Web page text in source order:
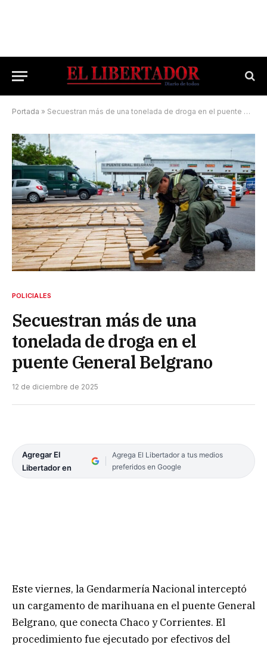
Portada » Secuestran más de una tonelada de droga en el puente General Belgrano
POLICIALES
Secuestran más de una
tonelada de droga en el
puente General Belgrano
12 de diciembre de 2025
Agregar El
Libertador en
Agrega El Libertador a tus medios
preferidos en Google
Este viernes, la Gendarmería Nacional interceptó
un cargamento de marihuana en el puente General
Belgrano, que conecta Chaco y Corrientes. El
procedimiento fue ejecutado por efectivos del